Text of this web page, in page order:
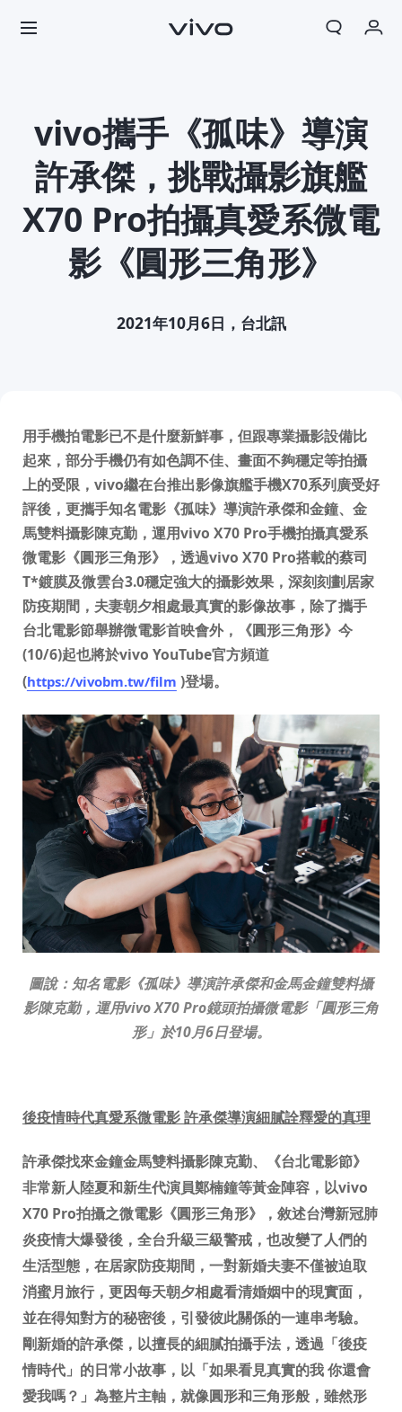
Select Location
帳號設定
vivo攜手《孤味》導演
許承傑，挑戰攝影旗艦
X70 Pro拍攝真愛系微電
影《圓形三角形》
2021年10月6日，台北訊
用手機拍電影已不是什麼新鮮事，但跟專業攝影設備比
起來，部分手機仍有如色調不佳、畫面不夠穩定等拍攝
上的受限，vivo繼在台推出影像旗艦手機X70系列廣受好
評後，更攜手知名電影《孤味》導演許承傑和金鐘、金
馬雙料攝影陳克勤，運用vivo X70 Pro手機拍攝真愛系
微電影《圓形三角形》，透過vivo X70 Pro搭載的蔡司
T*鍍膜及微雲台3.0穩定強大的攝影效果，深刻刻劃居家
防疫期間，夫妻朝夕相處最真實的影像故事，除了攜手
台北電影節舉辦微電影首映會外，《圓形三角形》今
(10/6)起也將於vivo YouTube官方頻道
(https://vivobm.tw/film )登場。
圖說：知名電影《孤味》導演許承傑和金馬金鐘雙料攝
影陳克勤， 運用vivo X70 Pro鏡頭拍攝微電影「圓形三角
形」於10月6日登場。
後疫情時代真愛系微電影 許承傑導演細膩詮釋愛的真理
許承傑找來金鐘金馬雙料攝影陳克勤、《台北電影節》
非常新人陸夏和新生代演員鄭楠鐘等黃金陣容，以vivo
X70 Pro拍攝之微電影《圓形三角形》，敘述台灣新冠肺
炎疫情大爆發後，全台升級三級警戒，也改變了人們的
生活型態，在居家防疫期間，一對新婚夫妻不僅被迫取
消蜜月旅行，更因每天朝夕相處看清婚姻中的現實面，
並在得知對方的秘密後，引發彼此關係的一連串考驗。
剛新婚的許承傑，以擅長的細膩拍攝手法，透過「後疫
情時代」的日常小故事，以「如果看見真實的我 你還會
愛我嗎？」為整片主軸，就像圓形和三角形般，雖然形